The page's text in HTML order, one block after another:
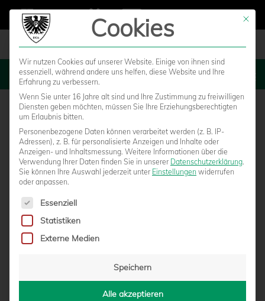
MENU
FERIENFREIZEIT BEIM SCP FÜR KIDS-
vonMarcel Weskamp|04.07.2025 - 14:17
Mit
Cookies
Wir nutzen Cookies auf unserer Website. Einige von ihnen sind
essenziell, während andere uns helfen, diese Website und Ihre
Erfahrung zu verbessern.
Wenn Sie unter 16 Jahre alt sind und Ihre Zustimmung zu freiwilligen
Diensten geben möchten, müssen Sie Ihre Erziehungsberechtigten
um Erlaubnis bitten.
Personenbezogene Daten können verarbeitet werden (z. B. IP-
Adressen), z. B. für personalisierte Anzeigen und Inhalte oder
Anzeigen- und Inhaltsmessung. Weitere Informationen über die
Verwendung Ihrer Daten finden Sie in unserer Datenschutzerklärung.
Sie können Ihre Auswahl jederzeit unter Einstellungen widerrufen
oder anpassen.
Es folgt eine Liste der Service-Gruppen, für die eine
Essenziell
Statistiken
Externe Medien
Speichern
Alle akzeptieren